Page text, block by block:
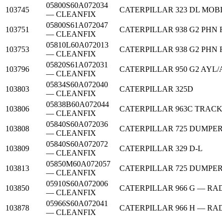
103745
05800S60A072034
— CLEANFIX
CATERPILLAR 323 DL
103751
05800S61A072047
— CLEANFIX
CATERPILLAR 938 G2 PHN
103753
05810L60A072013
— CLEANFIX
CATERPILLAR 938 G2 PHN
103796
05820S61A072031
— CLEANFIX
CATERPILLAR 950 G2
103803
05834S60A072040
— CLEANFIX
CATERPILLAR 325D
103806
05838B60A072044
— CLEANFIX
CATERPILLAR 963C
103808
05840S60A072036
— CLEANFIX
CATERPILLAR 725
103809
05840S60A072072
— CLEANFIX
CATERPILLAR 329 D-L
103813
05850M60A072057
— CLEANFIX
CATERPILLAR 725
103850
05910S60A072006
— CLEANFIX
CATERPILLAR 966 G —
103878
05966S60A072041
— CLEANFIX
CATERPILLAR 966 H —